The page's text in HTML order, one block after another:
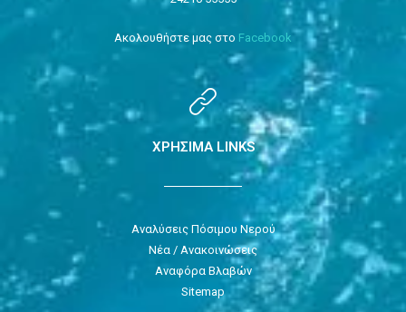
Ακολουθήστε μας στο Facebook
ΧΡΗΣΙΜΑ LINKS
Αναλύσεις Πόσιμου Νερού
Νέα / Ανακοινώσεις
Αναφόρα Βλαβών
Sitemap